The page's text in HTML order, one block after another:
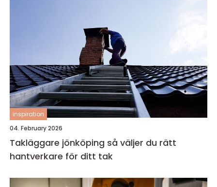
inspiration
04. February 2026
Takläggare jönköping så väljer du rätt
hantverkare för ditt tak